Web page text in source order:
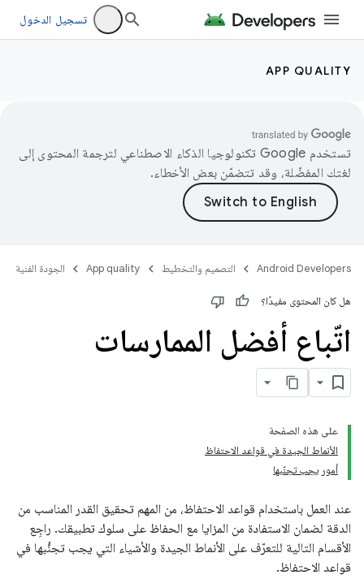
تسجيل الدخول
APP QUALITY
تستخدم Google تكنولوجيا الذكاء الاصطناعي لترجمة المحتوى إلى
لغتك المفضّلة، وقد تتضمّن بعض الأخطاء.
Android Developers التصميم والتخطيط App quality الجودة الفنية
هل كان المحتوى مفيدًا؟
اتّباع أفضل الممارسات
على هذه الصفحة
الأنماط الجيدة في قواعد الاحتفاظ
أمور يجب تجنّبها
عند العمل باستخدام قواعد الاحتفاظ، من المهم تحقيق القدر المناسب من
الدقة لضمان الاستفادة من المزايا مع الحفاظ على سلوك تطبيقك. راجِع
الأقسام التالية للتعرّف على الأنماط الجيدة والأشياء التي يجب تجنُّبها في
قواعد الاحتفاظ.